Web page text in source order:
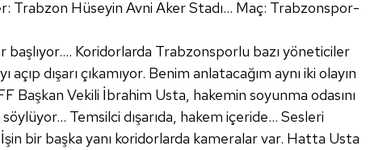
Trabzon Hüseyin Avni Aker Stadı... Maç: Trabzonspor-
başlıyor.... Koridorlarda Trabzonsporlu bazı yöneticiler
dışarı çıkamıyor. Benim anlatacağım aynı iki olayın
Başkan Vekili İbrahim Usta, hakemin soyunma odasını
Temsilci dışarıda, hakem içeride... Sesleri
bir başka yanı koridorlarda kameralar var. Hatta Usta